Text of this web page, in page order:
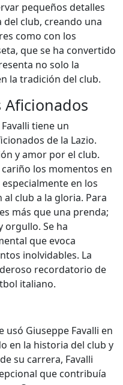
pequeños detalles
club, creando una
como con los
que se ha convertido
no solo la
la tradición del club.
tiene un
de la Lazio.
y amor por el club.
los momentos en
en los
club a la gloria. Para
más que una prenda;
orgullo. Se ha
que evoca
inolvidables. La
recordatorio de
italiano.
Giuseppe Favalli en
en la historia del club y
su carrera, Favalli
que contribuía